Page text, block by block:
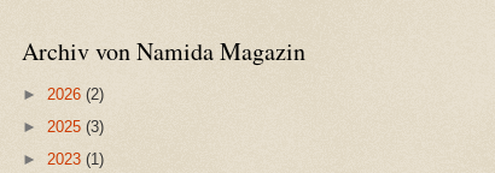
Archiv von Namida Magazin
► 2026 (2)
► 2025 (3)
► 2023 (1)